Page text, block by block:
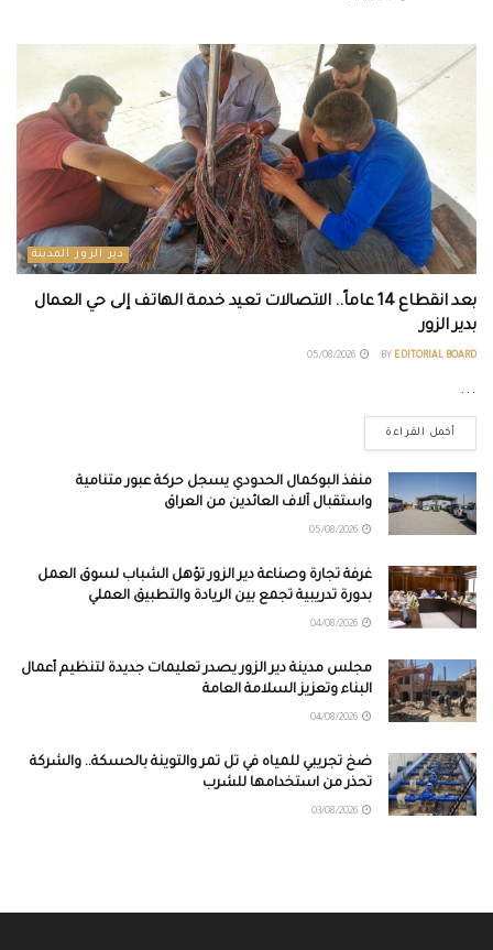
دير الزور المدينة
بعد انقطاع 14 عاماً.. الاتصالات تعيد خدمة الهاتف إلى حي العمال
بدير الزور
BY EDITORIAL BOARD
...
أكمل القراءة
منفذ البوكمال الحدودي يسجل حركة عبور متنامية
واستقبال آلاف العائدين من العراق
غرفة تجارة وصناعة دير الزور تؤهل الشباب لسوق العمل
بدورة تدريبية تجمع بين الريادة والتطبيق العملي
مجلس مدينة دير الزور يصدر تعليمات جديدة لتنظيم أعمال
البناء وتعزيز السلامة العامة
ضخ تجريبي للمياه في تل تمر والتوينة بالحسكة.. والشركة
تحذر من استخدامها للشرب